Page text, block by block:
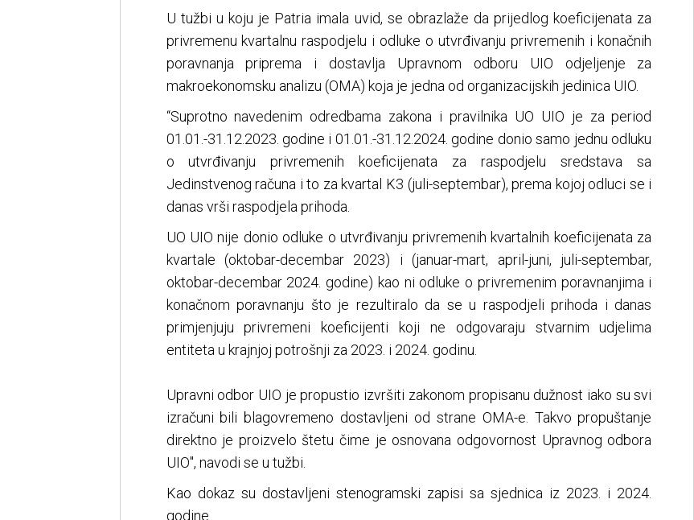
U tužbi u koju je Patria imala uvid, se obrazlaže da prijedlog koeficijenata za
privremenu kvartalnu raspodjelu i odluke o utvrđivanju privremenih i konačnih
poravnanja priprema i dostavlja Upravnom odboru UIO odjeljenje za
makroekonomsku analizu (OMA) koja je jedna od organizacijskih jedinica UIO.
“Suprotno navedenim odredbama zakona i pravilnika UO UIO je za period
01.01.-31.12.2023. godine i 01.01.-31.12.2024. godine donio samo jednu odluku
o utvrđivanju privremenih koeficijenata za raspodjelu sredstava sa
Jedinstvenog računa i to za kvartal K3 (juli-septembar), prema kojoj odluci se i
danas vrši raspodjela prihoda.
UO UIO nije donio odluke o utvrđivanju privremenih kvartalnih koeficijenata za
kvartale (oktobar-decembar 2023) i (januar-mart, april-juni, juli-septembar,
oktobar-decembar 2024. godine) kao ni odluke o privremenim poravnanjima i
konačnom poravnanju što je rezultiralo da se u raspodjeli prihoda i danas
primjenjuju privremeni koeficijenti koji ne odgovaraju stvarnim udjelima
entiteta u krajnjoj potrošnji za 2023. i 2024. godinu.
Upravni odbor UIO je propustio izvršiti zakonom propisanu dužnost iako su svi
izračuni bili blagovremeno dostavljeni od strane OMA-e. Takvo propuštanje
direktno je proizvelo štetu čime je osnovana odgovornost Upravnog odbora
UIO", navodi se u tužbi.
Kao dokaz su dostavljeni stenogramski zapisi sa sjednica iz 2023. i 2024.
godine.